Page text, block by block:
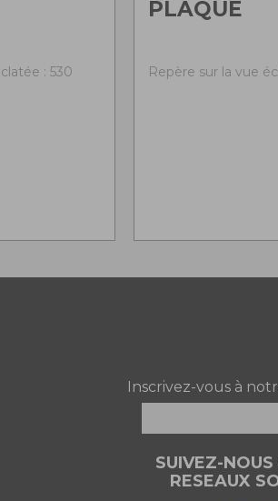
: 530
PLAQUE
Repère sur la vue
Inscrivez-vous à
SUIVEZ-NOUS
RESEAUX